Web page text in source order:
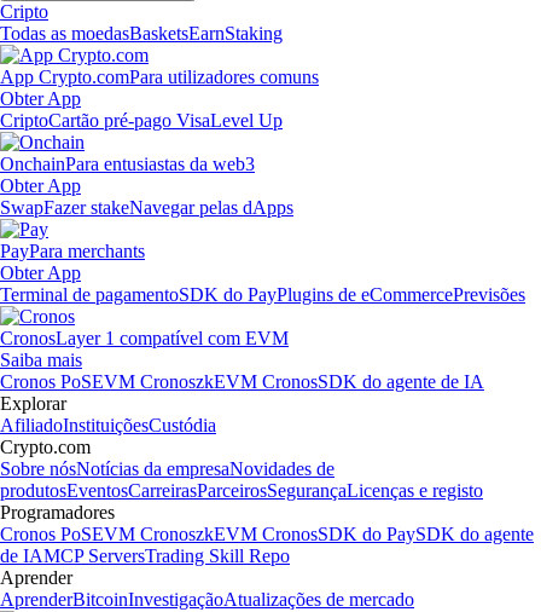
Cripto
Todas as moedasBasketsEarnStaking
App Crypto.comPara utilizadores comuns
Obter App
CriptoCartão pré-pago VisaLevel Up
OnchainPara entusiastas da web3
Obter App
SwapFazer stakeNavegar pelas dApps
PayPara merchants
Obter App
Terminal de pagamentoSDK do PayPlugins de eCommercePrevisões
CronosLayer 1 compatível com EVM
Saiba mais
Cronos PoSEVM CronoszkEVM CronosSDK do agente de IA
Explorar
AfiliadoInstituiçõesCustódia
Crypto.com
Sobre nósNotícias da empresaNovidades de
produtosEventosCarreirasParceirosSegurançaLicenças e registo
Programadores
Cronos PoSEVM CronoszkEVM CronosSDK do PaySDK do agente
de IAMCP ServersTrading Skill Repo
Aprender
AprenderBitcoinInvestigaçãoAtualizações de mercado